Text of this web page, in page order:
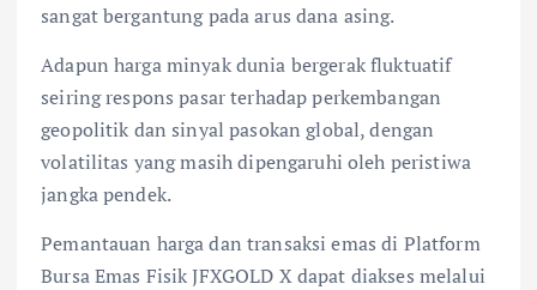
sangat bergantung pada arus dana asing.
Adapun harga minyak dunia bergerak fluktuatif
seiring respons pasar terhadap perkembangan
geopolitik dan sinyal pasokan global, dengan
volatilitas yang masih dipengaruhi oleh peristiwa
jangka pendek.
Pemantauan harga dan transaksi emas di Platform
Bursa Emas Fisik JFXGOLD X dapat diakses melalui